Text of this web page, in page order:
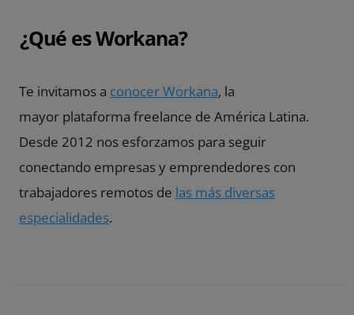
¿Qué es Workana?
Te invitamos a conocer Workana, la
mayor plataforma freelance de América Latina.
Desde 2012 nos esforzamos para seguir
conectando empresas y emprendedores con
trabajadores remotos de las más diversas
especialidades.